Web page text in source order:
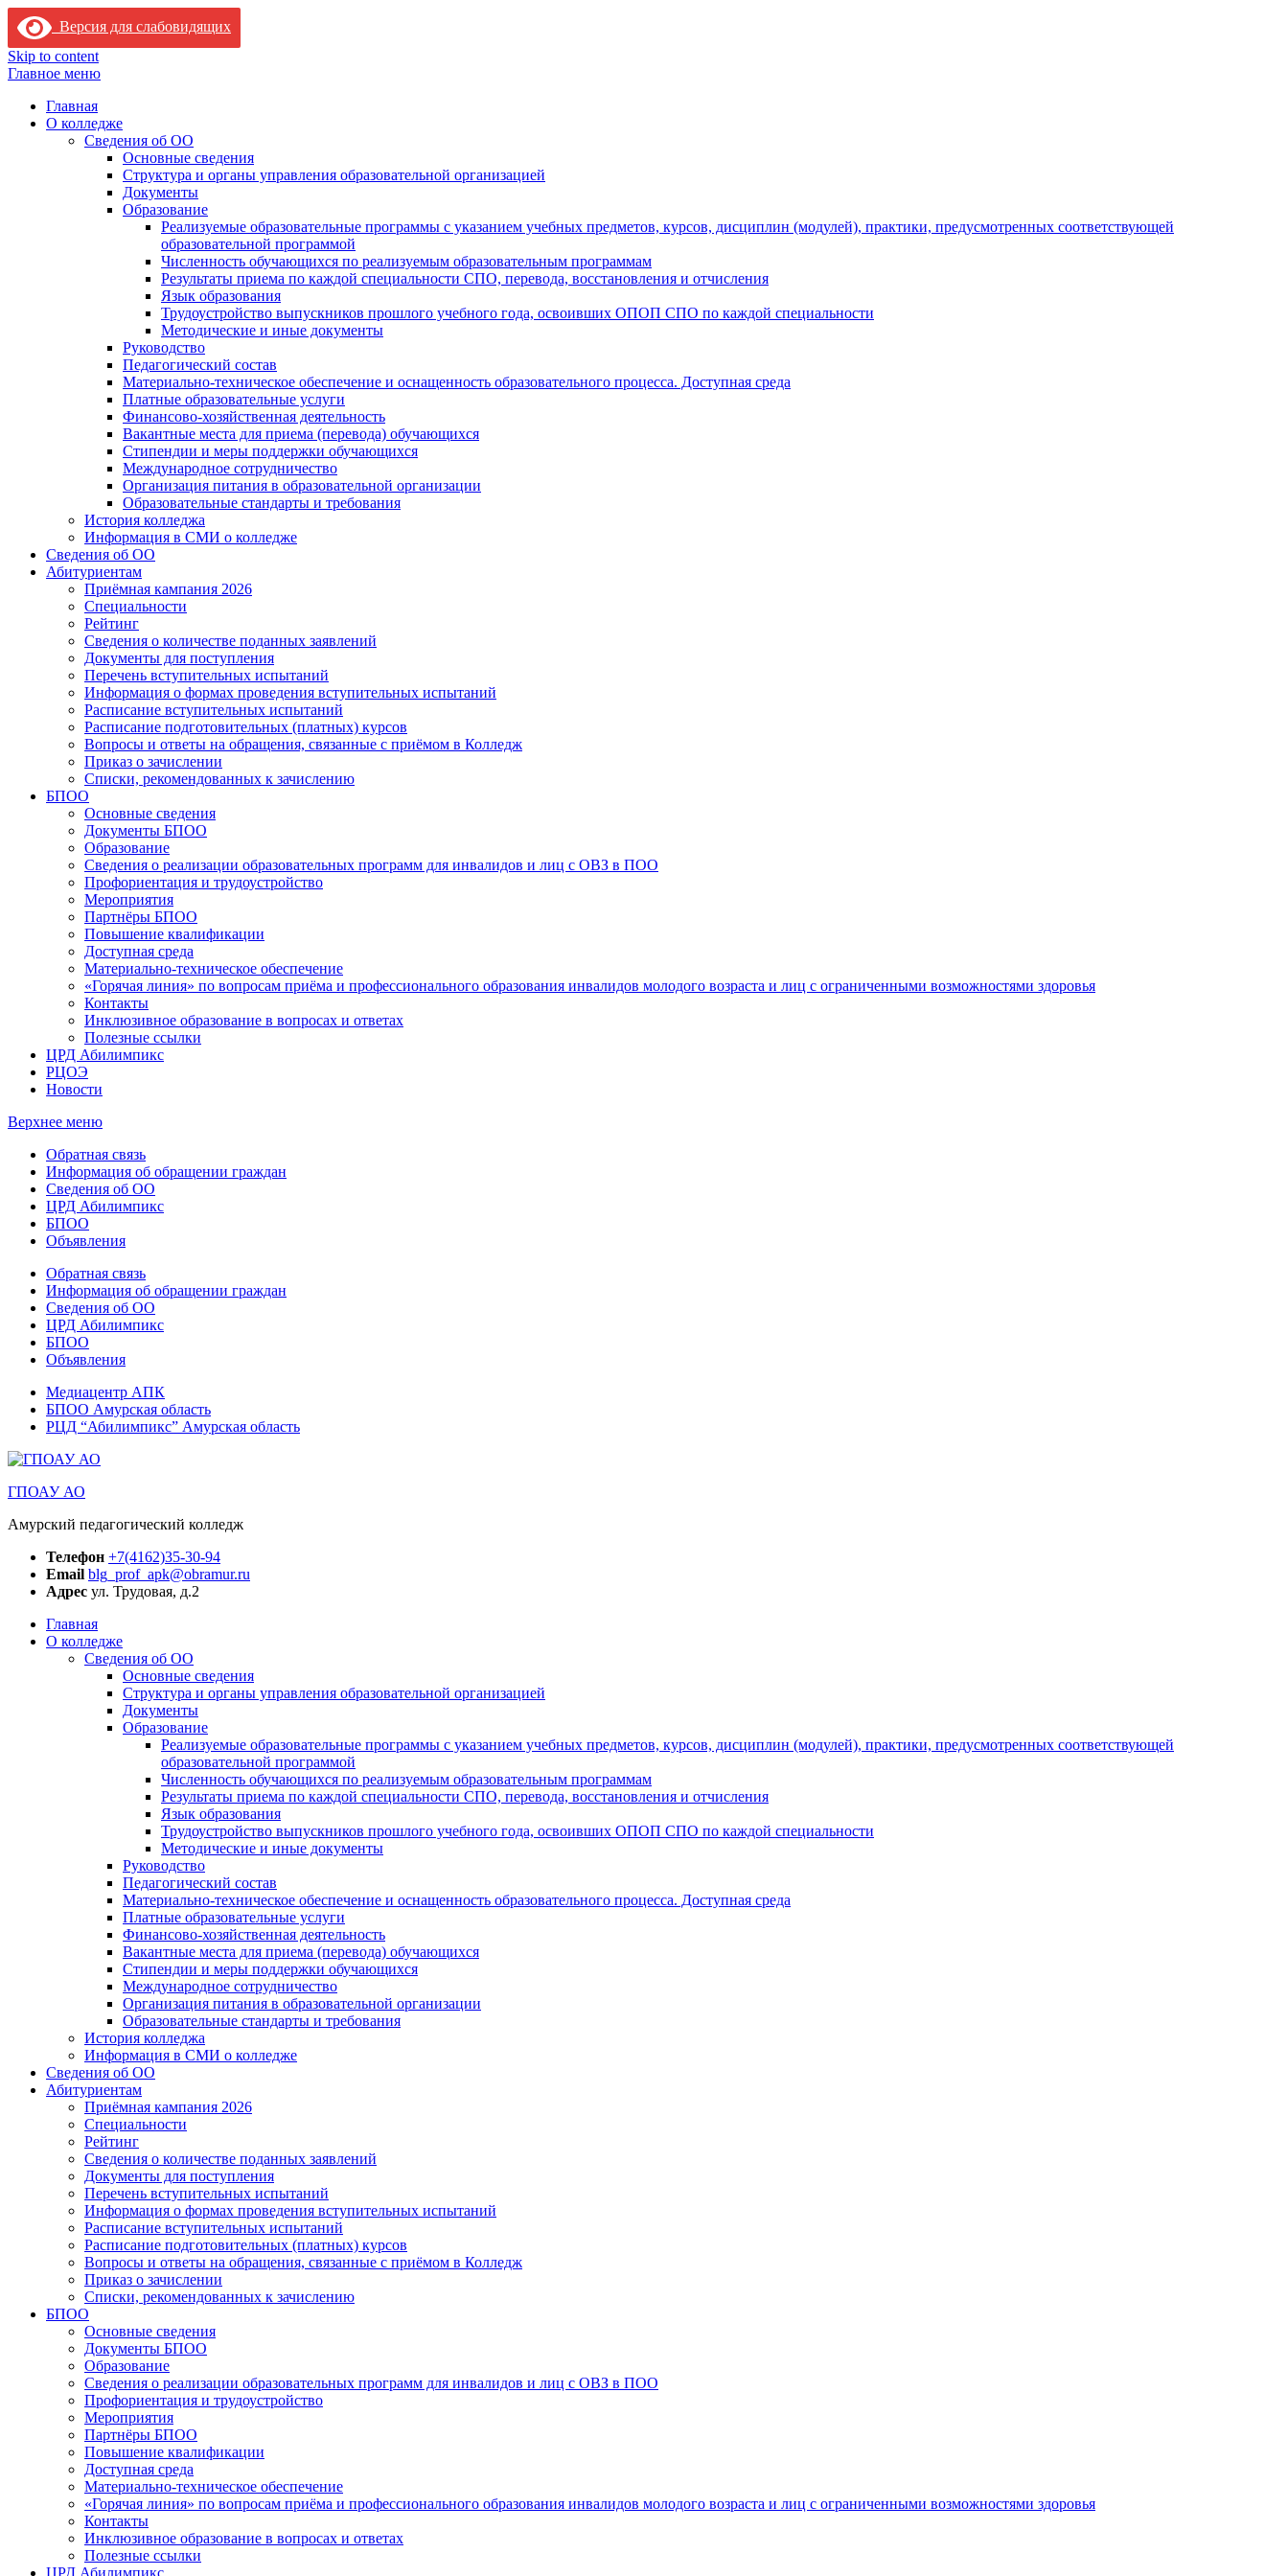
Версия для слабовидящих
Skip to content
Главное меню
Главная
О колледже
Сведения об ОО
Основные сведения
Структура и органы управления образовательной организацией
Документы
Образование
Реализуемые образовательные программы с указанием учебных предметов, курсов, дисциплин (модулей), практики, предусмотренных соответствующей
образовательной программой
Численность обучающихся по реализуемым образовательным программам
Результаты приема по каждой специальности СПО, перевода, восстановления и отчисления
Язык образования
Трудоустройство выпускников прошлого учебного года, освоивших ОПОП СПО по каждой специальности
Методические и иные документы
Руководство
Педагогический состав
Материально-техническое обеспечение и оснащенность образовательного процесса. Доступная среда
Платные образовательные услуги
Финансово-хозяйственная деятельность
Вакантные места для приема (перевода) обучающихся
Стипендии и меры поддержки обучающихся
Международное сотрудничество
Организация питания в образовательной организации
Образовательные стандарты и требования
История колледжа
Информация в СМИ о колледже
Сведения об ОО
Абитуриентам
Приёмная кампания 2026
Специальности
Рейтинг
Сведения о количестве поданных заявлений
Документы для поступления
Перечень вступительных испытаний
Информация о формах проведения вступительных испытаний
Расписание вступительных испытаний
Расписание подготовительных (платных) курсов
Вопросы и ответы на обращения, связанные с приёмом в Колледж
Приказ о зачислении
Списки, рекомендованных к зачислению
БПОО
Основные сведения
Документы БПОО
Образование
Сведения о реализации образовательных программ для инвалидов и лиц с ОВЗ в ПОО
Профориентация и трудоустройство
Мероприятия
Партнёры БПОО
Повышение квалификации
Доступная среда
Материально-техническое обеспечение
«Горячая линия» по вопросам приёма и профессионального образования инвалидов молодого возраста и лиц с ограниченными возможностями здоровья
Контакты
Инклюзивное образование в вопросах и ответах
Полезные ссылки
ЦРД Абилимпикс
РЦОЭ
Новости
Верхнее меню
Обратная связь
Информация об обращении граждан
Сведения об ОО
ЦРД Абилимпикс
БПОО
Объявления
Обратная связь
Информация об обращении граждан
Сведения об ОО
ЦРД Абилимпикс
БПОО
Объявления
Медиацентр АПК
БПОО Амурская область
РЦД “Абилимпикс” Амурская область
ГПОАУ АО
Амурский педагогический колледж
Телефон +7(4162)35-30-94
Email blg_prof_apk@obramur.ru
Адрес ул. Трудовая, д.2
Главная
О колледже
Сведения об ОО
Основные сведения
Структура и органы управления образовательной организацией
Документы
Образование
Реализуемые образовательные программы с указанием учебных предметов, курсов, дисциплин (модулей), практики, предусмотренных соответствующей
образовательной программой
Численность обучающихся по реализуемым образовательным программам
Результаты приема по каждой специальности СПО, перевода, восстановления и отчисления
Язык образования
Трудоустройство выпускников прошлого учебного года, освоивших ОПОП СПО по каждой специальности
Методические и иные документы
Руководство
Педагогический состав
Материально-техническое обеспечение и оснащенность образовательного процесса. Доступная среда
Платные образовательные услуги
Финансово-хозяйственная деятельность
Вакантные места для приема (перевода) обучающихся
Стипендии и меры поддержки обучающихся
Международное сотрудничество
Организация питания в образовательной организации
Образовательные стандарты и требования
История колледжа
Информация в СМИ о колледже
Сведения об ОО
Абитуриентам
Приёмная кампания 2026
Специальности
Рейтинг
Сведения о количестве поданных заявлений
Документы для поступления
Перечень вступительных испытаний
Информация о формах проведения вступительных испытаний
Расписание вступительных испытаний
Расписание подготовительных (платных) курсов
Вопросы и ответы на обращения, связанные с приёмом в Колледж
Приказ о зачислении
Списки, рекомендованных к зачислению
БПОО
Основные сведения
Документы БПОО
Образование
Сведения о реализации образовательных программ для инвалидов и лиц с ОВЗ в ПОО
Профориентация и трудоустройство
Мероприятия
Партнёры БПОО
Повышение квалификации
Доступная среда
Материально-техническое обеспечение
«Горячая линия» по вопросам приёма и профессионального образования инвалидов молодого возраста и лиц с ограниченными возможностями здоровья
Контакты
Инклюзивное образование в вопросах и ответах
Полезные ссылки
ЦРД Абилимпикс